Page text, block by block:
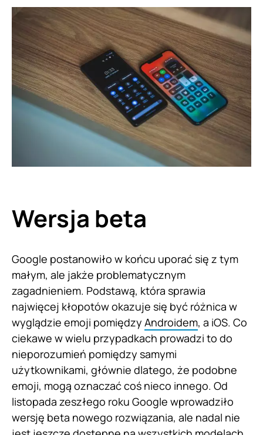
Wersja beta
Google postanowiło w końcu uporać się z tym
małym, ale jakże problematycznym
zagadnieniem. Podstawą, która sprawia
najwięcej kłopotów okazuje się być różnica w
wyglądzie emoji pomiędzy Androidem, a iOS. Co
ciekawe w wielu przypadkach prowadzi to do
nieporozumień pomiędzy samymi
użytkownikami, głównie dlatego, że podobne
emoji, mogą oznaczać coś nieco innego. Od
listopada zeszłego roku Google wprowadziło
wersję beta nowego rozwiązania, ale nadal nie